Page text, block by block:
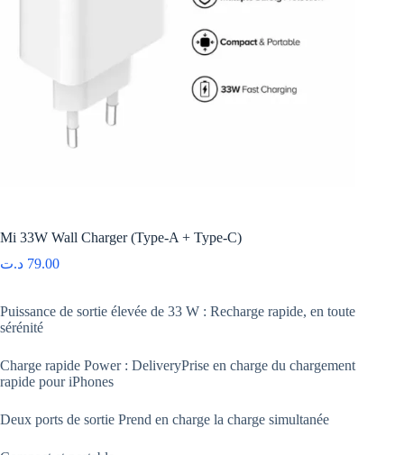
Mi 33W Wall Charger (Type-A + Type-C)
79.00 د.ت
Puissance de sortie élevée de 33 W : Recharge rapide, en toute
sérénité
Charge rapide Power : DeliveryPrise en charge du chargement
rapide pour iPhones
Deux ports de sortie Prend en charge la charge simultanée